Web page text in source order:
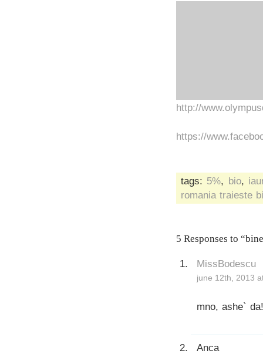
http://
https://
tags: 5%, bio,
romania traieste
5 Responses to
MissBodescu
june 12th, 2013
mno, ashe` da!
Anca